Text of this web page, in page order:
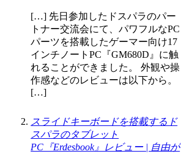
[…] 先日参加したドスパラのパー
トナー交流会にて、パワフルなPC
パーツを搭載したゲーマー向け17
インチノートPC『GM680D』に触
れることができました。 外観や操
作感などのレビューは以下から。
[…]
スライドキーボードを搭載するド
スパラのタブレット
PC『Erdesbook』レビュー | 自由が